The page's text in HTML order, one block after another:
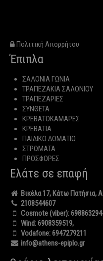
Πολιτική Απορρήτου
Έπιπλα
ΣΑΛΟΝΙΑ ΓΩΝΙΑ
ΤΡΑΠΕΖΑΚΙΑ ΣΑΛΟΝΙΟΥ
ΤΡΑΠΕΖΑΡΙΕΣ
ΣΥΝΘΕΤΑ
ΚΡΕΒΑΤΟΚΑΜΑΡΕΣ
ΚΡΕΒΑΤΙΑ
ΠΑΙΔΙΚΟ ΔΩΜΑΤΙΟ
ΣΤΡΩΜΑΤΑ
ΠΡΟΣΦΟΡΕΣ
Ελάτε σε επαφή
Βικέλα 17, Κάτω Πατήσια,
2108544607
Cosmote (viber):
Wind:6908359519,
Vodafone:6947279211
info@athens-epiplo.gr